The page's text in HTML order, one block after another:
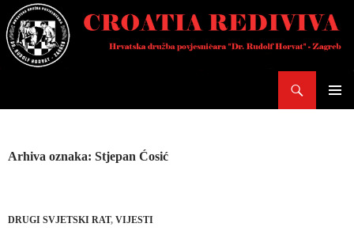
Skoči
do
sadržaja
Arhiva oznaka: Stjepan Ćosić
DRUGI SVJETSKI RAT, VIJESTI